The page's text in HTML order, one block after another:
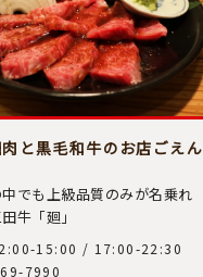
と黒毛和牛のお店ごえん
でも上級品質のみが名乗れ
牛「廻」
15:00 / 17:00-22:30
7990